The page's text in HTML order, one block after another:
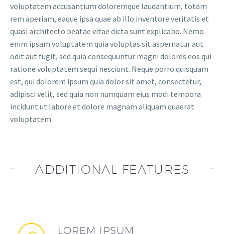
voluptatem accusantium doloremque laudantium, totam
rem aperiam, eaque ipsa quae ab illo inventore veritatis et
quasi architecto beatae vitae dicta sunt explicabo. Nemo
enim ipsam voluptatem quia voluptas sit aspernatur aut
odit aut fugit, sed quia consequuntur magni dolores eos qui
ratione voluptatem sequi nesciunt. Neque porro quisquam
est, qui dolorem ipsum quia dolor sit amet, consectetur,
adipisci velit, sed quia non numquam eius modi tempora
incidunt ut labore et dolore magnam aliquam quaerat
voluptatem.
ADDITIONAL FEATURES
LOREM IPSUM